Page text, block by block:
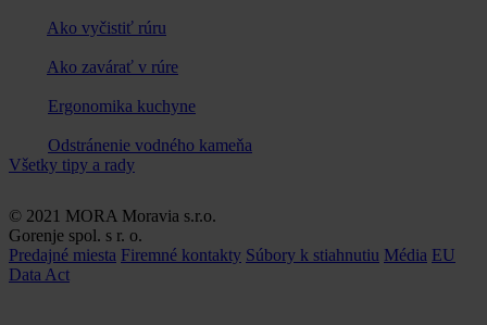
Ako vyčistiť rúru
Ako zavárať v rúre
Ergonomika kuchyne
Odstránenie vodného kameňa
Všetky tipy a rady
© 2021 MORA Moravia s.r.o.
Gorenje spol. s r. o.
Predajné miesta Firemné kontakty Súbory k stiahnutiu Média EU
Data Act